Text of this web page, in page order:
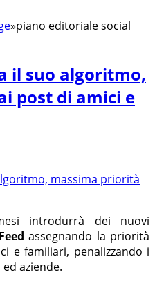
»piano editoriale social
il suo algoritmo,
post di amici e
introdurrà dei nuovi
assegnando la priorità
e familiari, penalizzando i
aziende.